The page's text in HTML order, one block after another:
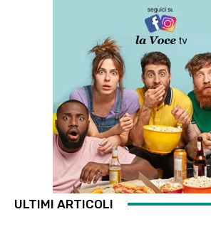
ULTIMI ARTICOLI